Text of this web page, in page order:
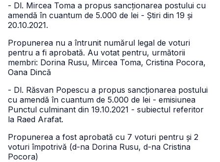
- Dl. Mircea Toma a propus sancționarea postului cu
amendă în cuantum de 5.000 de lei - Știri din 19 și
20.10.2021.
Propunerea nu a întrunit numărul legal de voturi
pentru a fi aprobată. Au votat pentru, următorii
membri: Dorina Rusu, Mircea Toma, Cristina Pocora,
Oana Dincă
- Dl. Răsvan Popescu a propus sancționarea postului
cu amendă în cuantum de 5.000 de lei - emisiunea
Punctul culminant din 19.10.2021 - subiectul referitor
la Raed Arafat.
Propunerea a fost aprobată cu 7 voturi pentru și 2
voturi împotrivă (d-na Dorina Rusu, d-na Cristina
Pocora)